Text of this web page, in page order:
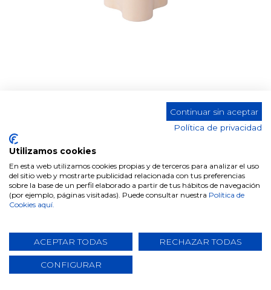
Comparte este producto
Datos técnicos
Continuar sin aceptar
Política de privacidad
Utilizamos cookies
En esta web utilizamos cookies propias y de terceros para analizar el uso
del sitio web y mostrarte publicidad relacionada con tus preferencias
sobre la base de un perfil elaborado a partir de tus hábitos de navegación
(por ejemplo, páginas visitadas). Puede consultar nuestra Política de
Cookies aquí.
ACEPTAR TODAS RECHAZAR TODAS
CONFIGURAR